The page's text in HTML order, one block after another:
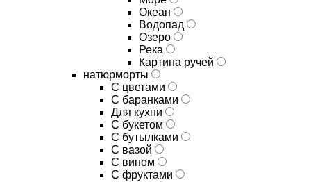
Океан
Водопад
Озеро
Река
Картина ручей
натюрморты
С цветами
С баранками
Для кухни
C букетом
C бутылками
C вазой
C вином
C фруктами